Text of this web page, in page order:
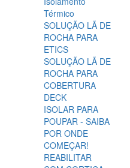
Térmico
SOLUÇÃO LÃ DE
ROCHA PARA
ETICS
SOLUÇÃO LÃ DE
ROCHA PARA
COBERTURA
DECK
ISOLAR PARA
POUPAR - SAIBA
POR ONDE
COMEÇAR!
REABILITAR